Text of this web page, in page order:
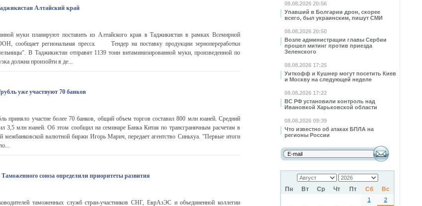
08.08.2026 20:56
Упавший в Болгарии дрон, скорее
всего, был украинским, пишут СМИ
08.08.2026 20:50
Возле администрации главы Сербии
прошел митинг против приезда
Зеленского
08.08.2026 17:25
Уиткофф и Кушнер могут посетить Киев
и Москву на следующей неделе
08.08.2026 17:22
ВС РФ установили контроль над
Ивановкой Харьковской области
08.08.2026 09:39
Что известно об атаках БПЛА на
регионы России
Пн Вт Ср Чт Пт Сб Вс
1
2
Алтайский край
муки планируют поставить из Алтайского края в Таджикистан в рамках Всемирной
сообщает региональная пресса. Тендер на поставку продукции зернопереработки
В Таджикистан отправят 1139 тонн витаминизированной муки, произведенной по
должна произойти в де...
уже участвуют 70 банков
приняло участие более 70 банков, общий объем торгов составил 800 млн юаней. Средний
3,5 млн юаней. Об этом сообщил на семинаре Банка Китая по трансграничным расчетам в
межбанковской валютной биржи Игорь Марич, передает агентство Синьхуа. "Первые итоги
союза определили приоритеты развития
таможенных служб стран-участников СНГ, ЕврАзЭС и объединенной коллегии